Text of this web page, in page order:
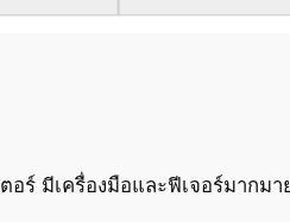
ร์ มีเครื่องมือและฟีเจอร์มากมา